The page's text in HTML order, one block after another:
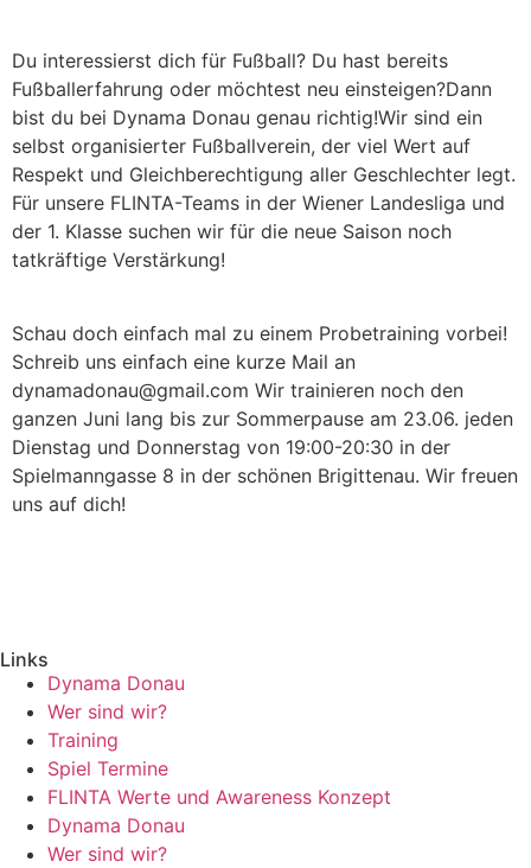
Du interessierst dich für Fußball? Du hast bereits
Fußballerfahrung oder möchtest neu einsteigen?Dann
bist du bei Dynama Donau genau richtig!Wir sind ein
selbst organisierter Fußballverein, der viel Wert auf
Respekt und Gleichberechtigung aller Geschlechter legt.
Für unsere FLINTA-Teams in der Wiener Landesliga und
der 1. Klasse suchen wir für die neue Saison noch
tatkräftige Verstärkung!
Schau doch einfach mal zu einem Probetraining vorbei!
Schreib uns einfach eine kurze Mail an
dynamadonau@gmail.com Wir trainieren noch den
ganzen Juni lang bis zur Sommerpause am 23.06. jeden
Dienstag und Donnerstag von 19:00-20:30 in der
Spielmanngasse 8 in der schönen Brigittenau. Wir freuen
uns auf dich!
Links
Dynama Donau
Wer sind wir?
Training
Spiel Termine
FLINTA Werte und Awareness Konzept
Dynama Donau
Wer sind wir?